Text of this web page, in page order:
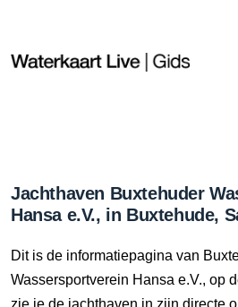
Jachthaven Buxtehuder
Hansa e.V., in Buxtehude,
Dit is de informatiepagina van
Wassersportverein Hansa e.V., op
zie je de jachthaven in zijn directe